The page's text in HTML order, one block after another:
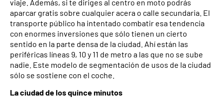
viaje. Además, si te diriges al centro en moto podrás
aparcar gratis sobre cualquier acera o calle secundaria. El
transporte público ha intentado combatir esa tendencia
con enormes inversiones que sólo tienen un cierto
sentido en la parte densa de la ciudad. Ahí están las
periféricas líneas 9, 10 y 11 de metro a las que no se sube
nadie. Este modelo de segmentación de usos de la ciudad
sólo se sostiene con el coche.
La ciudad de los quince minutos